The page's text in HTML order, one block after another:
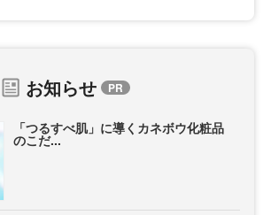
お知らせ
「つるすべ肌」に導くカネボウ化粧品
のこだ...